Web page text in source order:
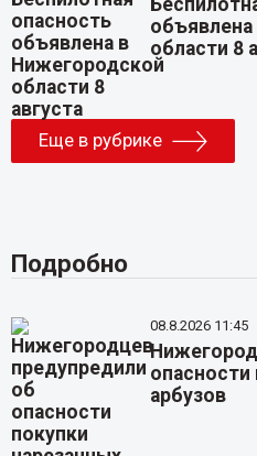
области 8
Еще в рубрике
Подробно
08.8.2026 11:45
опасности
арбузов